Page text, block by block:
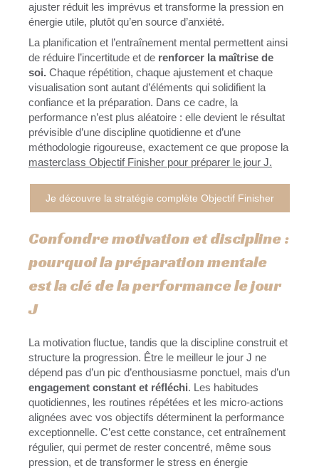
ajuster réduit les imprévus et transforme la pression en
énergie utile, plutôt qu’en source d’anxiété.
La planification et l’entraînement mental permettent ainsi
de réduire l’incertitude et de renforcer la maîtrise de
soi. Chaque répétition, chaque ajustement et chaque
visualisation sont autant d’éléments qui solidifient la
confiance et la préparation. Dans ce cadre, la
performance n’est plus aléatoire : elle devient le résultat
prévisible d’une discipline quotidienne et d’une
méthodologie rigoureuse, exactement ce que propose la
masterclass Objectif Finisher pour préparer le jour J.
Je découvre la stratégie complète Objectif Finisher
Confondre motivation et discipline :
pourquoi la préparation mentale
est la clé de la performance le jour
J
La motivation fluctue, tandis que la discipline construit et
structure la progression. Être le meilleur le jour J ne
dépend pas d’un pic d’enthousiasme ponctuel, mais d’un
engagement constant et réfléchi. Les habitudes
quotidiennes, les routines répétées et les micro-actions
alignées avec vos objectifs déterminent la performance
exceptionnelle. C’est cette constance, cet entraînement
régulier, qui permet de rester concentré, même sous
pression, et de transformer le stress en énergie